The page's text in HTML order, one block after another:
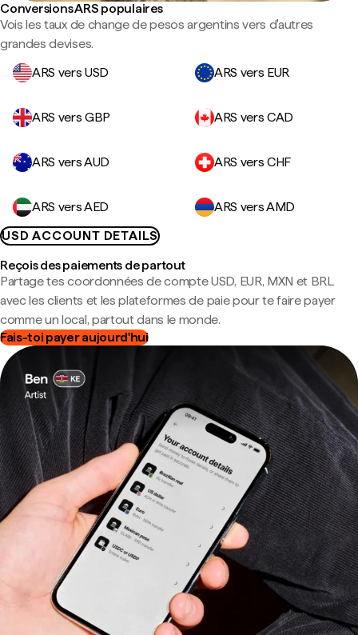
Conversions ARS populaires
Vois les taux de change de pesos argentins vers d'autres
grandes devises.
ARS vers USD
ARS vers EUR
ARS vers GBP ARS vers CAD
ARS vers AUD ARS vers CHF
ARS vers AED
ARS vers AMD
USD ACCOUNT DETAILS
Reçois des paiements de partout
Partage tes coordonnées de compte USD, EUR, MXN et BRL
avec les clients et les plateformes de paie pour te faire payer
comme un local, partout dans le monde.
Fais-toi payer aujourd'hui